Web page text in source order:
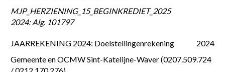
MJP_HERZIENING_15_BEGINKREDIET_2025
2024: Alg. 101797
JAARREKENING 2024: Doelstellingenrekening
2024
Gemeente en OCMW Sint-Katelijne-Waver (0207.509.724